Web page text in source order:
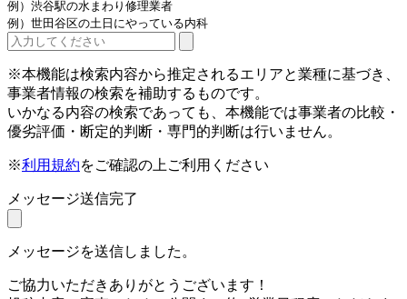
例）渋谷駅の水まわり修理業者
例）世田谷区の土日にやっている内科
※本機能は検索内容から推定されるエリアと業種に基づき、
事業者情報の検索を補助するものです。
いかなる内容の検索であっても、本機能では事業者の比較・
優劣評価・断定的判断・専門的判断は行いません。
※利用規約をご確認の上ご利用ください
メッセージ送信完了
メッセージを送信しました。
ご協力いただきありがとうございます！